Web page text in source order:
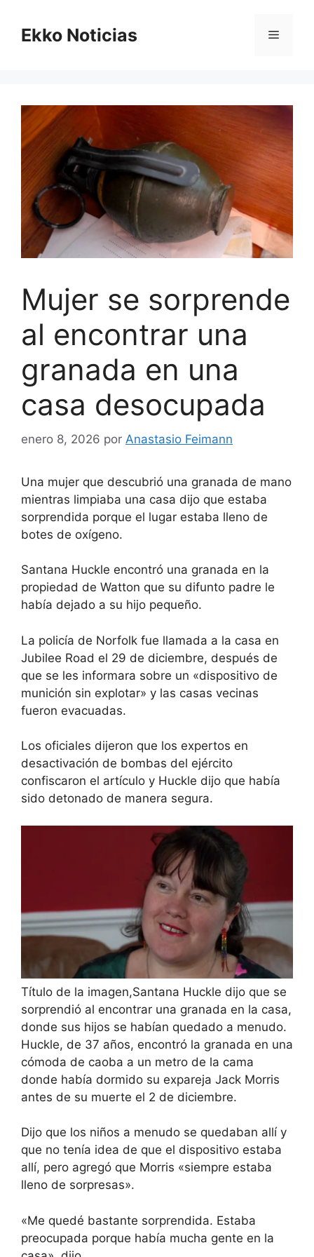
contenido
Ekko Noticias Menú
Mujer se sorprende
al encontrar una
granada en una
casa desocupada
enero 8, 2026 por Anastasio Feimann
Una mujer que descubrió una granada de mano
mientras limpiaba una casa dijo que estaba
sorprendida porque el lugar estaba lleno de
botes de oxígeno.
Santana Huckle encontró una granada en la
propiedad de Watton que su difunto padre le
había dejado a su hijo pequeño.
La policía de Norfolk fue llamada a la casa en
Jubilee Road el 29 de diciembre, después de
que se les informara sobre un «dispositivo de
munición sin explotar» y las casas vecinas
fueron evacuadas.
Los oficiales dijeron que los expertos en
desactivación de bombas del ejército
confiscaron el artículo y Huckle dijo que había
sido detonado de manera segura.
Título de la imagen,Santana Huckle dijo que se
sorprendió al encontrar una granada en la casa,
donde sus hijos se habían quedado a menudo.
Huckle, de 37 años, encontró la granada en una
cómoda de caoba a un metro de la cama
donde había dormido su expareja Jack Morris
antes de su muerte el 2 de diciembre.
Dijo que los niños a menudo se quedaban allí y
que no tenía idea de que el dispositivo estaba
allí, pero agregó que Morris «siempre estaba
lleno de sorpresas».
«Me quedé bastante sorprendida. Estaba
preocupada porque había mucha gente en la